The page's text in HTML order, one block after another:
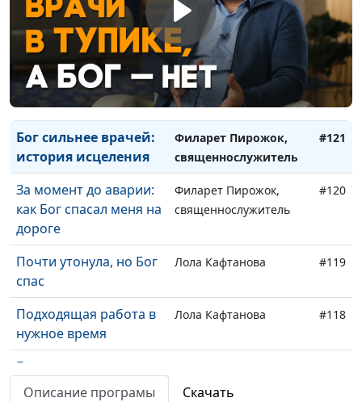
Бог подарил мне
бесплатное высшее
образование
Константин Степанов,
священнослужитель
#123
Бог рассказывает о
Себе. Кто слушает?
Константин Степанов,
священнослужитель
#122
Бог сильнее врачей:
история исцеления
Филарет Пирожок,
священнослужитель
#121
За момент до аварии:
как Бог спасал меня на
дороге
Филарет Пирожок,
священнослужитель
#120
Почти утонула, но Бог
спас
Лола Кафтанова #119
Подходящая работа в
нужное время
Лола Кафтанова #118
Божья помощь в
дороге
Описание програмы Скачать